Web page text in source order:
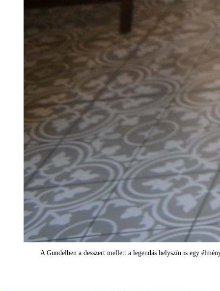
A Gundelben a desszert mellett a legendás helyszín is egy